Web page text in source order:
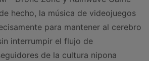
hecho, la música de videojuegos
para mantener al cerebro
interrumpir el flujo de
de la cultura nipona